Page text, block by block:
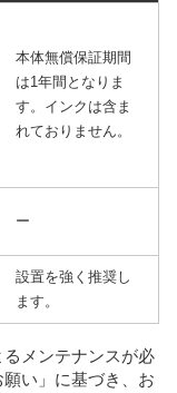
本体無償保証期間
は1年間となりま
す。インクは含ま
れておりません。
ー
設置を強く推奨し
ます。
メンテナンスが必
い」に基づき、お